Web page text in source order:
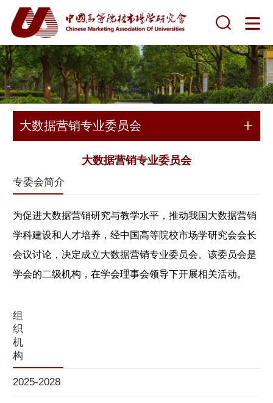
大数据营销专业委员会
大数据营销专业委员会
专委会简介
为促进大数据营销研究与教学水平，推动我国大数据营销
学科建设和人才培养，经中国高等院校市场学研究会会长
会议讨论，决定成立大数据营销专业委员会。该委员会是
学会的二级机构，在学会理事会领导下开展相关活动。
组
织
机
构
2025-2028